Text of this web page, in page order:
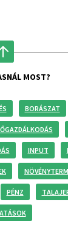
MOST?
BORÁSZAT
INPUT
PÉNZ